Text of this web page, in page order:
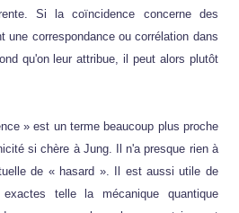
Si la coïncidence concerne des
une correspondance ou corrélation dans
qu'on leur attribue, il peut alors plutôt
» est un terme beaucoup plus proche
si chère à Jung. Il n'a presque rien à
de « hasard ». Il est aussi utile de
telle la mécanique quantique